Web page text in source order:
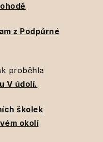
z Podpůrné
proběhla
V údolí.
školek
okolí